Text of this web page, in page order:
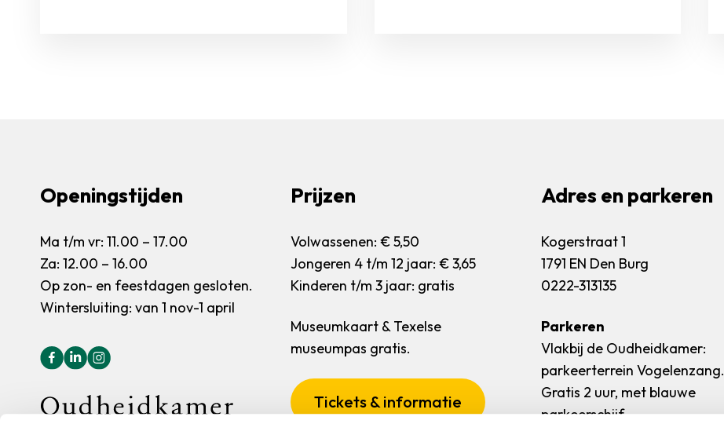
Openingstijden
Ma t/m vr: 11.00 – 17.00
Za: 12.00 – 16.00
Op zon- en feestdagen gesloten.
Wintersluiting: van 1 nov-1 april
Prijzen
Volwassenen: € 5,50
Jongeren 4 t/m 12 jaar: € 3,65
Kinderen t/m 3 jaar: gratis
Museumkaart & Texelse
museumpas gratis.
Tickets & informatie
Adres en parkeren
Kogerstraat 1
1791 EN Den Burg
0222-313135
Parkeren
Vlakbij de Oudheidkamer:
parkeerterrein Vogelenzang.
Gratis 2 uur, met blauwe
parkeerschijf.